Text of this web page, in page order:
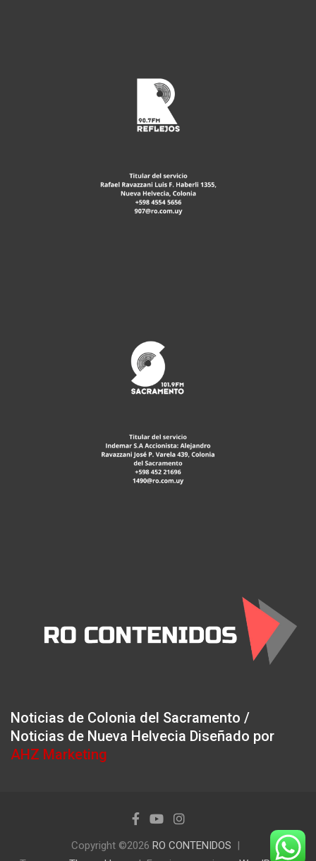
Noticias de Colonia del Sacramento /
Noticias de Nueva Helvecia Diseñado por
AHZ Marketing
Copyright ©2026 RO CONTENIDOS